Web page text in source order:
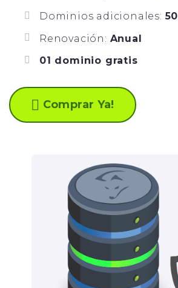
Dominios adicionales:50
Renovación: Anual
01 dominio gratis
Comprar Ya!